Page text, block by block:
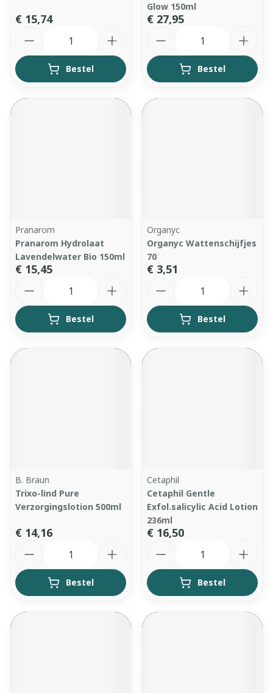
€ 15,74
Bestel
Glow 150ml
€ 27,95
Bestel
Pranarom
Pranarom Hydrolaat
Lavendelwater Bio 150ml
€ 15,45
Bestel
Organyc
Organyc Wattenschijfjes
70
€ 3,51
Bestel
B. Braun
Trixo-lind Pure
Verzorgingslotion 500ml
€ 14,16
Bestel
Cetaphil
Cetaphil Gentle
Exfol.salicylic Acid Lotion
236ml
€ 16,50
Bestel